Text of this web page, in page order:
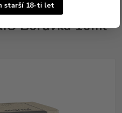
starší 18-ti let
Borůvka 10ml